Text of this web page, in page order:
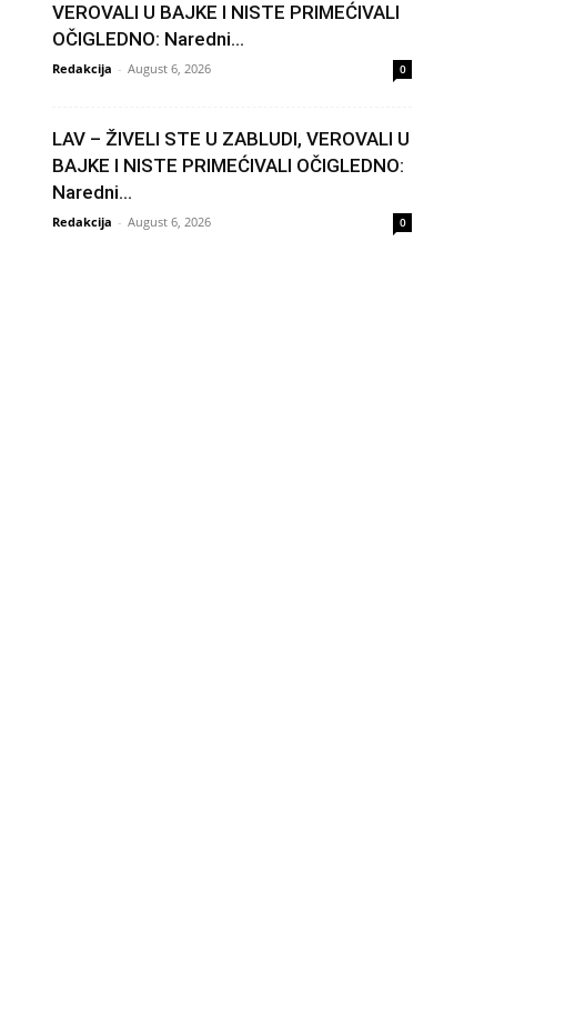
VEROVALI U BAJKE I NISTE PRIMEĆIVALI
OČIGLEDNO: Naredni...
Redakcija - August 6, 2026 0
LAV – ŽIVELI STE U ZABLUDI, VEROVALI U
BAJKE I NISTE PRIMEĆIVALI OČIGLEDNO:
Naredni...
Redakcija - August 6, 2026 0